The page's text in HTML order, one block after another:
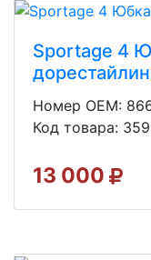
Sportage 4
Номер OEM:
Код товара:
13 000